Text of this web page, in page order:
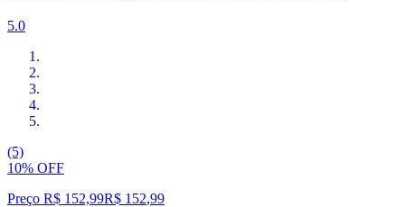
5.0
(5)
10% OFF
Preço R$ 152,99R$ 152,99